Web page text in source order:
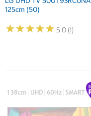
125cm (50)
★★★★★
★★★★★ 5.0 (1)